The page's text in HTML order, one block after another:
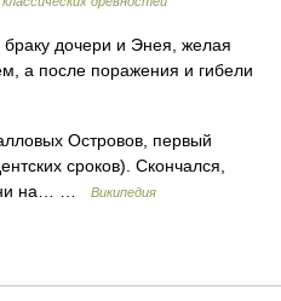
дочери и Энея, желая
а после поражения и гибели
Островов, первый
сроков). Скончался,
на… …
Википедия